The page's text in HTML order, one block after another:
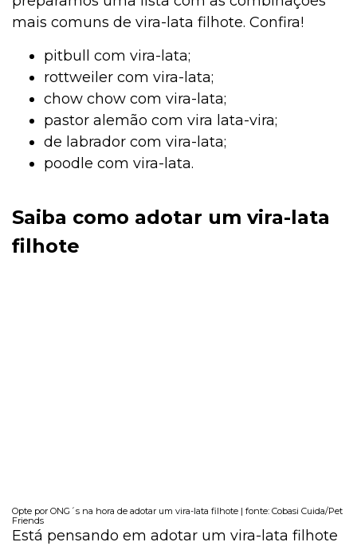
mais comuns de vira-lata filhote. Confira!
pitbull com vira-lata;
rottweiler com vira-lata;
chow chow com vira-lata;
pastor alemão com vira lata-vira;
de labrador com vira-lata;
poodle com vira-lata.
Saiba como adotar um vira-lata
filhote
Opte por ONG´s na hora de adotar um vira-lata filhote | fonte: Cobasi Cuida/Pet
Friends
Está pensando em adotar um vira-lata filhote